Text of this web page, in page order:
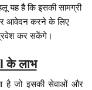
यह है कि इसकी सामग्री
और आवेदन करने के लिए
प्रवेश कर सकेंगे।
के लाभ
है जो इसकी सेवाओं और